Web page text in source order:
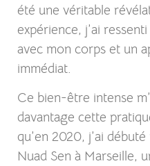
été une véritable
expérience, j’ai
avec mon corps et un
immédiat.
Ce bien-être intense
davantage cette
qu’en 2020, j’ai
Nuad Sen à Marseille,